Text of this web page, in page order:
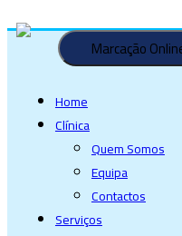
Saltar
para
Marcação
Home
Clínica
Quem Somos
Equipa
Contactos
Serviços